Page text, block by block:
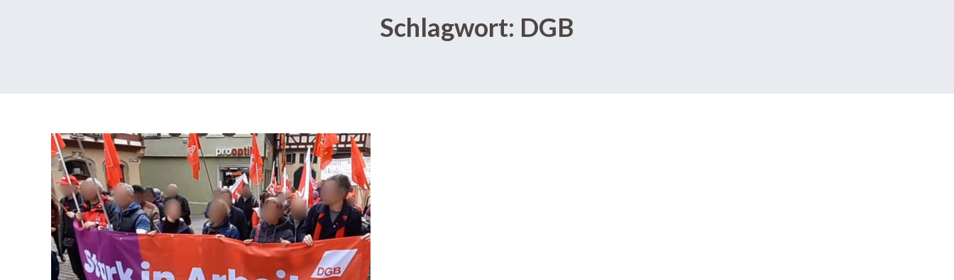
Schlagwort: DGB